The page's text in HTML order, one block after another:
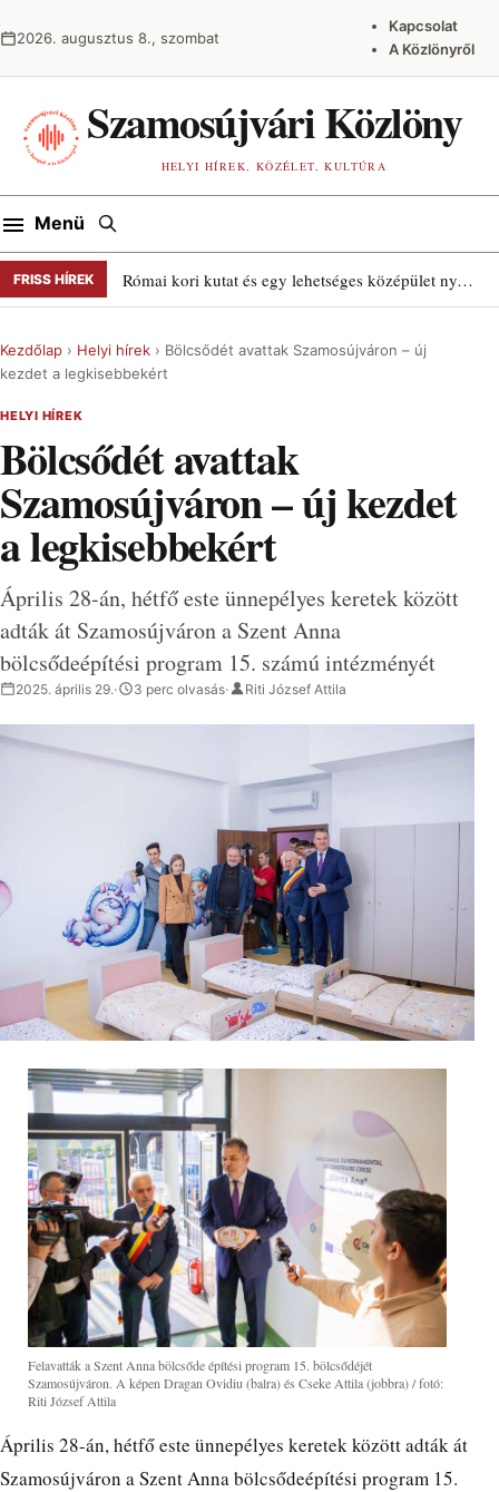
2026. augusztus 8., szombat
Kapcsolat
A Közlönyről
Szamosújvári Közlöny
HELYI HÍREK, KÖZÉLET, KULTÚRA
Menü Keresés
FRISS HÍREK Római kori kutat és egy lehetséges középület nyomait találták Szamosújváron
Kezdőlap › Helyi hírek › Bölcsődét avattak Szamosújváron – új
kezdet a legkisebbekért
HELYI HÍREK
Bölcsődét avattak
Szamosújváron – új kezdet
a legkisebbekért
Április 28-án, hétfő este ünnepélyes keretek között
adták át Szamosújváron a Szent Anna
bölcsődeépítési program 15. számú intézményét
2025. április 29.· 3 perc olvasás· Riti József Attila
Felavatták a Szent Anna bölcsőde építési program 15. bölcsődéjét
Szamosújváron. A képen Dragan Ovidiu (balra) és Cseke Attila (jobbra) / fotó:
Riti József Attila
Április 28-án, hétfő este ünnepélyes keretek között adták át
Szamosújváron a Szent Anna bölcsődeépítési program 15.